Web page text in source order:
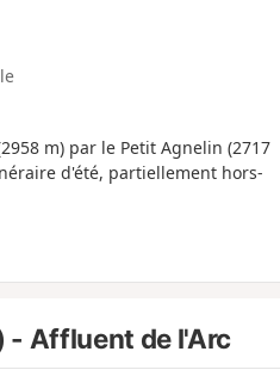
m) par le Petit Agnelin (2717
d'été, partiellement hors-
- Affluent de l'Arc